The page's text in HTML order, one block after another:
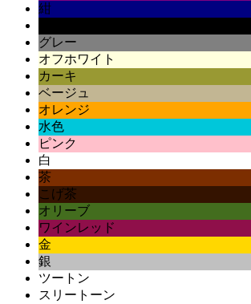
紺
グレー
オフホワイト
カーキ
ベージュ
オレンジ
水色
ピンク
白
茶
こげ茶
オリーブ
ワインレッド
金
銀
ツートン
スリートーン